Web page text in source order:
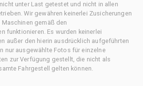
unter Last getestet und nicht in allen
Wir gewähren keinerlei Zusicherungen
gemäß den
funktionieren. Es wurden keinerlei
außer den hierin ausdrücklich aufgeführten
nur ausgewählte Fotos für einzelne
zur Verfügung gestellt, die nicht als
Fahrgestell gelten können.